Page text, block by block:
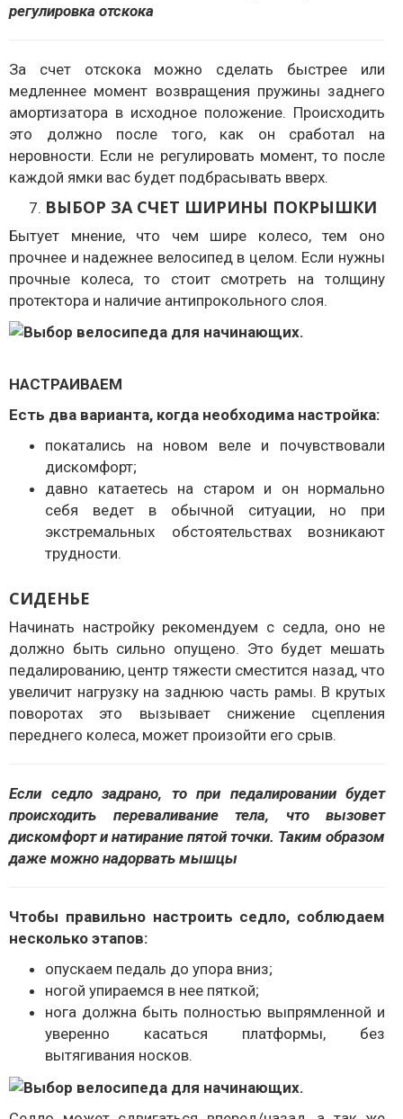
регулировка отскока
За счет отскока можно сделать быстрее или
медленнее момент возвращения пружины заднего
амортизатора в исходное положение. Происходить
это должно после того, как он сработал на
неровности. Если не регулировать момент, то после
каждой ямки вас будет подбрасывать вверх.
ВЫБОР ЗА СЧЕТ ШИРИНЫ ПОКРЫШКИ
Бытует мнение, что чем шире колесо, тем оно
прочнее и надежнее велосипед в целом. Если нужны
прочные колеса, то стоит смотреть на толщину
протектора и наличие антипрокольного слоя.
НАСТРАИВАЕМ
Есть два варианта, когда необходима настройка:
покатались на новом веле и почувствовали
дискомфорт;
давно катаетесь на старом и он нормально
себя ведет в обычной ситуации, но при
экстремальных обстоятельствах возникают
трудности.
СИДЕНЬЕ
Начинать настройку рекомендуем с седла, оно не
должно быть сильно опущено. Это будет мешать
педалированию, центр тяжести сместится назад, что
увеличит нагрузку на заднюю часть рамы. В крутых
поворотах это вызывает снижение сцепления
переднего колеса, может произойти его срыв.
Если седло задрано, то при педалировании будет
происходить переваливание тела, что вызовет
дискомфорт и натирание пятой точки. Таким образом
даже можно надорвать мышцы
Чтобы правильно настроить седло, соблюдаем
несколько этапов:
опускаем педаль до упора вниз;
ногой упираемся в нее пяткой;
нога должна быть полностью выпрямленной и
уверенно касаться платформы, без
вытягивания носков.